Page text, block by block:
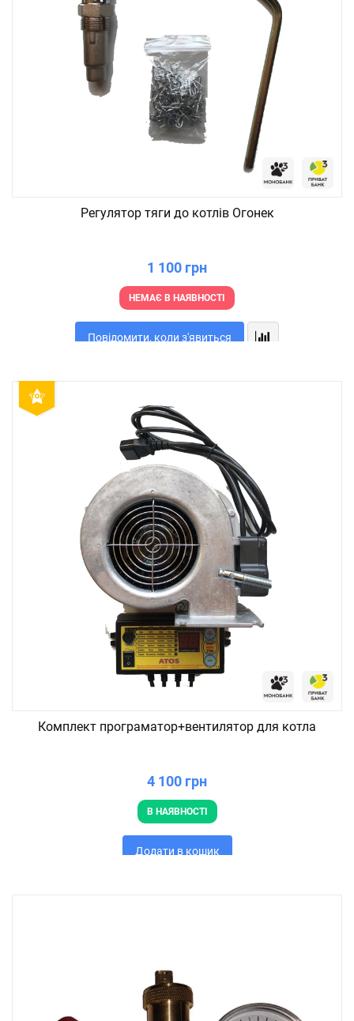
Регулятор тяги до котлів Огонек
1 100 грн
НЕМАЄ В НАЯВНОСТІ
Повідомити, коли з'явиться
Комплект програматор+вентилятор для котла
4 100 грн
В НАЯВНОСТІ
Додати в кошик